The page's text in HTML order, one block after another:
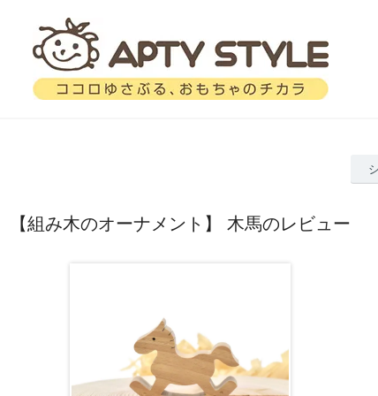
【組み木のオーナメント】 木馬のレビュー